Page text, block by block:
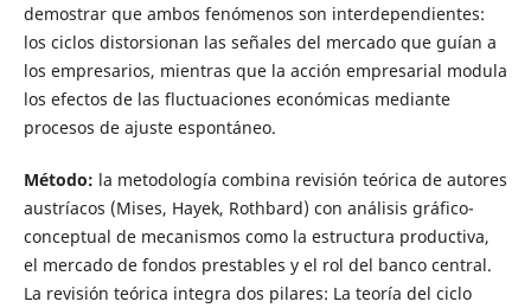
demostrar que ambos fenómenos son interdependientes:
los ciclos distorsionan las señales del mercado que guían a
los empresarios, mientras que la acción empresarial modula
los efectos de las fluctuaciones económicas mediante
procesos de ajuste espontáneo.
Método: la metodología combina revisión teórica de autores
austríacos (Mises, Hayek, Rothbard) con análisis gráfico-
conceptual de mecanismos como la estructura productiva,
el mercado de fondos prestables y el rol del banco central.
La revisión teórica integra dos pilares: La teoría del ciclo